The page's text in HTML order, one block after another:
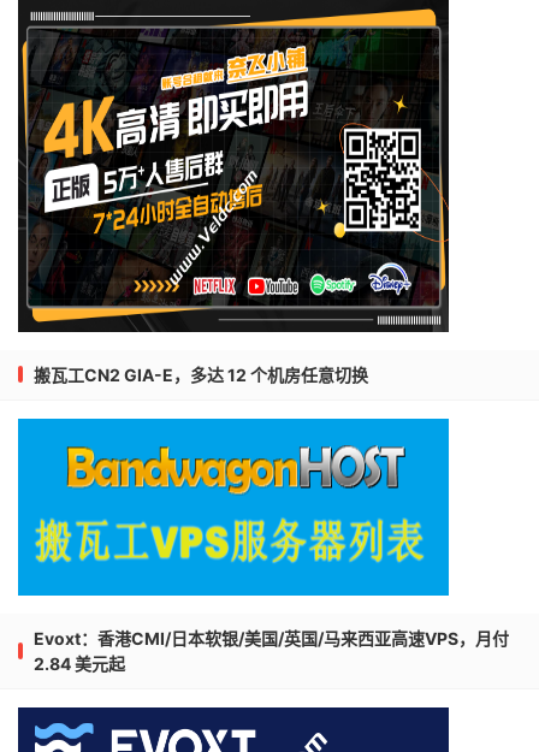
搬瓦工CN2 GIA-E，多达 12 个机房任意切换
Evoxt：香港CMI/日本软银/美国/英国/马来西亚高速VPS，月付
2.84 美元起